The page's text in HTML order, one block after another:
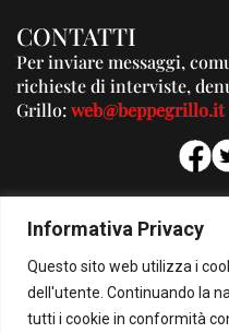
Informativa Privacy
Questo sito web utilizza i
dell'utente. Continuando la
tutti i cookie in conformità
CONTATTI
Per inviare messaggi,
richieste di interviste,
Grillo:web@beppegrillo.it
Per